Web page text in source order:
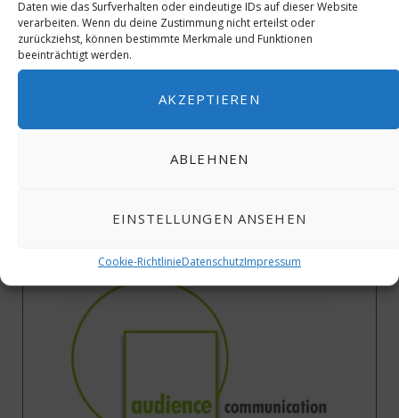
Daten wie das Surfverhalten oder eindeutige IDs auf dieser Website
verarbeiten. Wenn du deine Zustimmung nicht erteilst oder
zurückziehst, können bestimmte Merkmale und Funktionen
beeinträchtigt werden.
AKZEPTIEREN
ABLEHNEN
EINSTELLUNGEN ANSEHEN
Cookie-RichtlinieDatenschutzImpressum